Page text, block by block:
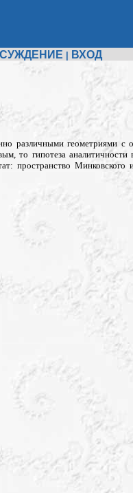
ВХОД
различными геометриями с
то гипотеза
пространство Минковского